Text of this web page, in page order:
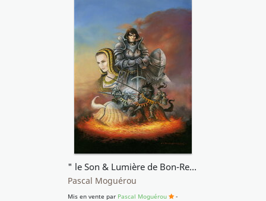
" le Son & Lumière de Bon-Repos "
Pascal Moguérou
Mis en vente par Pascal Moguérou
-